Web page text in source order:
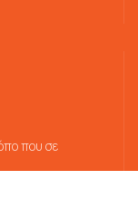
που σε